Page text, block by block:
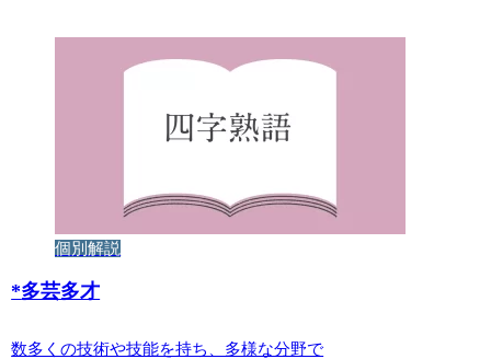
個別解説
*多芸多才
数多くの技術や技能を持ち、多様な分野で